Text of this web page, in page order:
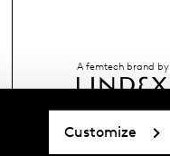
Customize
A femtech brand by